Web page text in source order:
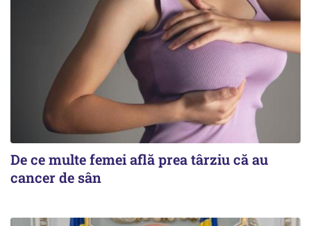
De ce multe femei află prea târziu că au
cancer de sân